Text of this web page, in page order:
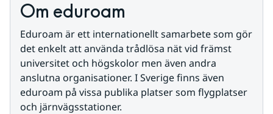
Om eduroam
Eduroam är ett internationellt samarbete som gör
det enkelt att använda trådlösa nät vid främst
universitet och högskolor men även andra
anslutna organisationer. I Sverige finns även
eduroam på vissa publika platser som flygplatser
och järnvägsstationer.